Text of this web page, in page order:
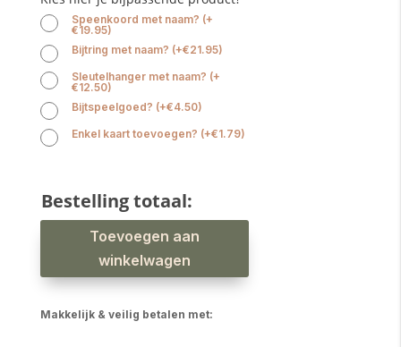
Speenkoord met naam? (+
€19.95)
Bijtring met naam? (+€21.95)
Sleutelhanger met naam? (+
€12.50)
Bijtspeelgoed? (+€4.50)
Enkel kaart toevoegen? (+€1.79)
Bestelling totaal:
Babyslab
waterproof
Toevoegen aan
winkelwagen
Makkelijk & veilig betalen met: